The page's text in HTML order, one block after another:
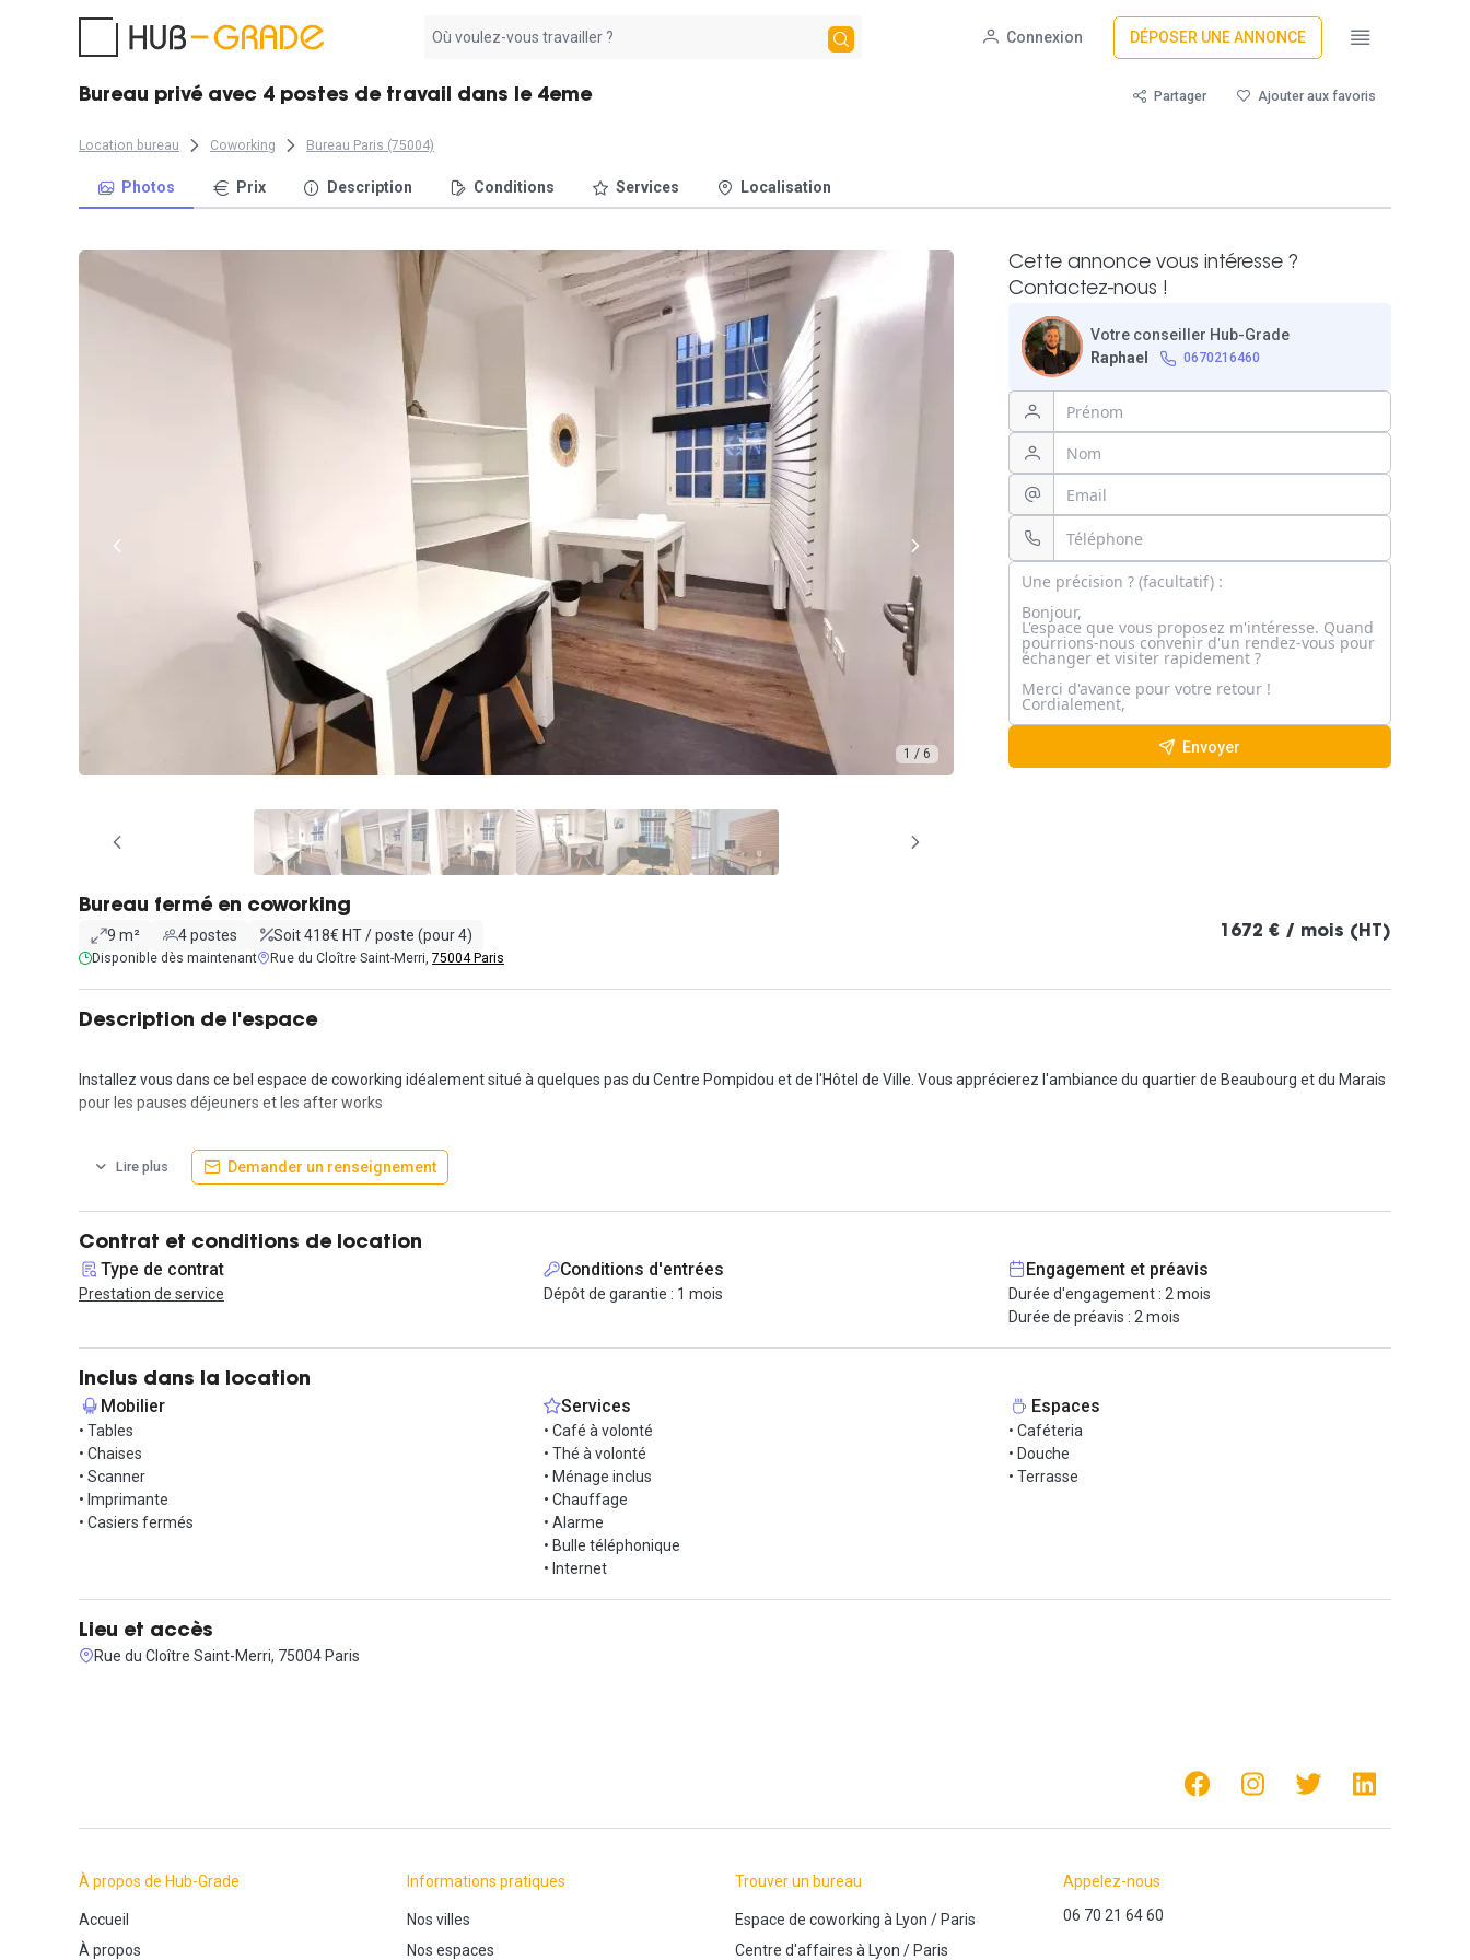
résultat
Connexion DÉPOSER UNE ANNONCE
Bureau privé avec 4 postes de travail dans le 4eme Partager Ajouter aux favoris
Location bureau Coworking Bureau Paris (75004)
Photos Prix Description Conditions Services Localisation
1 / 6
Cette annonce vous intéresse ?
Contactez-nous !
Votre conseiller Hub-Grade
Raphael
0670216460
Envoyer
Bureau fermé en coworking
9 m² 4 postes Soit 418€ HT / poste (pour 4)
Disponible dès maintenant Rue du Cloître Saint-Merri, 75004 Paris
1672 € / mois (HT)
Description de l'espace
Installez vous dans ce bel espace de coworking idéalement situé à quelques pas du Centre Pompidou et de l'Hôtel de Ville. Vous apprécierez l'ambiance du quartier de Beaubourg et du Marais
pour les pauses déjeuners et les after works
Nos locaux sont clairs, design, centraux et très bien desservis. Nous disposons d'un bureau privé pour 3 à 4 personnes avec fenêtre.
Nous avons pensé ces bureaux de manière à les intégrer au mieux à l’espace communautaire, pour que vous bénéficiez aussi de notre écosystème. Cet espace est idéal pour recevoir de
manière professionnelle clients, fournisseurs, partenaires…
Lire plus Demander un renseignement
Contrat et conditions de location
Type de contrat
Prestation de service
Conditions d'entrées
Dépôt de garantie : 1 mois
Engagement et préavis
Durée d'engagement : 2 mois
Durée de préavis : 2 mois
Inclus dans la location
Mobilier
• Tables
• Chaises
• Scanner
• Imprimante
• Casiers fermés
Services
• Café à volonté
• Thé à volonté
• Ménage inclus
• Chauffage
• Alarme
• Bulle téléphonique
• Internet
Espaces
• Caféteria
• Douche
• Terrasse
Lieu et accès
Rue du Cloître Saint-Merri, 75004 Paris
À propos de Hub-Grade
Accueil
À propos
Informations pratiques
Nos villes
Nos espaces
Trouver un bureau
Espace de coworking à Lyon /Paris
Centre d'affaires à Lyon /Paris
Appelez-nous
06 70 21 64 60